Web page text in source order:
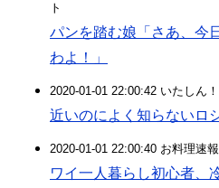
ト
パンを踏む娘「さあ、今
わよ！」
2020-01-01 22:00:42 いたしん！
近いのによく知らないロ
2020-01-01 22:00:40 お料理速報
ワイ一人暮らし初心者、